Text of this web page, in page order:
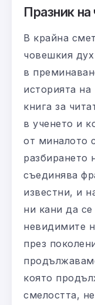
Празник
В крайна
човешкия
в
историята на
книга за
в ученето и
от миналото
разбирането
съединява
известни, и
ни кани да
невидимите
през
която
смелостта,